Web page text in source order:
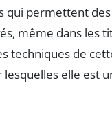
qui permettent
même dans les
techniques de
elle est